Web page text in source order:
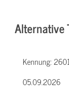
Alternative
Kennung:
05.09.2026